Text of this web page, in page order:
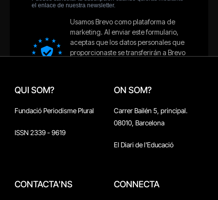
QUI SOM?
Fundació Periodisme Plural
ISSN 2339 - 9619
ON SOM?
Carrer Bailén 5, principal.
08010, Barcelona
El Diari de l'Educació
CONTACTA'NS CONNECTA